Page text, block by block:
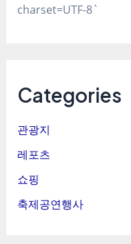
charset=UTF-8`
Categories
관광지
레포츠
쇼핑
축제공연행사